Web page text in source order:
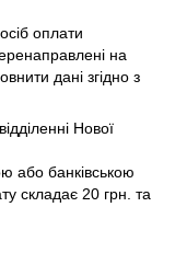
оплати
на
дані згідно з
Нової
або банківською
складає 20 грн. та